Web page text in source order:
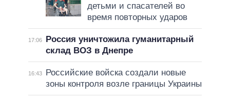
детьми и спасателей во
время повторных ударов
17:06
Россия уничтожила гуманитарный
склад ВОЗ в Днепре
16:43
Российские войска создали новые
зоны контроля возле границы Украины